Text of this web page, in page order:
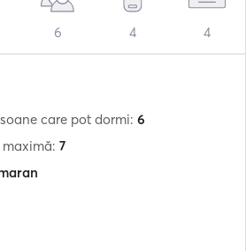
6 4 4
care pot dormi: 6
7